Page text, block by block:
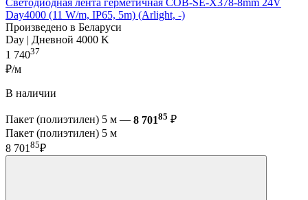
Светодиодная лента герметичная COB-SE-X378-8mm 24V
Day4000 (11 W/m, IP65, 5m) (Arlight, -)
Произведено в Беларуси
Day | Дневной 4000 K
1 74037
₽/м
В наличии
Пакет (полиэтилен) 5 м — 8 70185 ₽
Пакет (полиэтилен) 5 м
8 701 85₽